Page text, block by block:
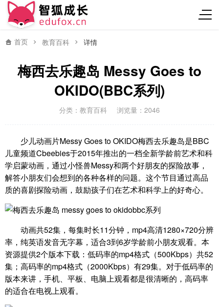
首页 教育百科 详情
梅西去乐趣岛 Messy Goes to
OKIDO(BBC系列)
分类： 教育百科 浏览量：2046
少儿动画片Messy Goes to OKIDO梅西去乐趣岛是BBC
儿童频道Cbeebies于2015年推出的一档全新学龄前艺术和科
学启蒙动画，通过小怪兽Messy和两个好朋友的探险故事，
解答小朋友们会想到的各种各样的问题。这个节目通过高品
质的喜剧探险动画，鼓励孩子们在艺术和科学上的好奇心。
动画共52集，每集时长11分钟，mp4高清1280×720分辨
率，纯英语发音无字幕，适合3到6岁学龄前小朋友观看。本
资源提供2个版本下载：低码率的mp4格式（500Kbps）共52
集；高码率的mp4格式（2000Kbps）有29集。对于低码率的
版本来讲，手机、平板、电脑上观看都是很清晰的，高码率
的适合在电视上观看。